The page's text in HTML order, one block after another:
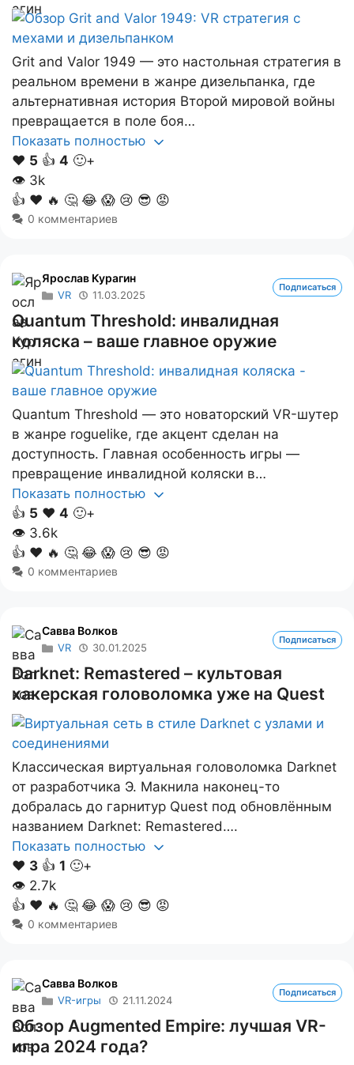
Grit and Valor 1949 — это настольная стратегия в
реальном времени в жанре дизельпанка, где
альтернативная история Второй мировой войны
превращается в поле боя…
Показать полностью
❤️ 5 👍 4 🙂+
👁 3k
👍 ❤️ 🔥 🤔 😂 😱 😢 😎 😡
0 комментариев
Ярослав Курагин
VR 11.03.2025
Подписаться
Quantum Threshold: инвалидная
коляска – ваше главное оружие
Quantum Threshold — это новаторский VR-шутер
в жанре roguelike, где акцент сделан на
доступность. Главная особенность игры —
превращение инвалидной коляски в…
Показать полностью
👍 5 ❤️ 4 🙂+
👁 3.6k
👍 ❤️ 🔥 🤔 😂 😱 😢 😎 😡
0 комментариев
Савва Волков
VR 30.01.2025
Подписаться
Darknet: Remastered – культовая
хакерская головоломка уже на Quest
Классическая виртуальная головоломка Darknet
от разработчика Э. Макнила наконец-то
добралась до гарнитур Quest под обновлённым
названием Darknet: Remastered….
Показать полностью
❤️ 3 👍 1 🙂+
👁 2.7k
👍 ❤️ 🔥 🤔 😂 😱 😢 😎 😡
0 комментариев
Савва Волков
VR-игры 21.11.2024
Подписаться
Обзор Augmented Empire: лучшая VR-
игра 2024 года?